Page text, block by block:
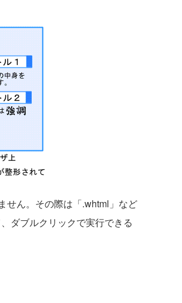
せん。その際は「.whtml」など
ダブルクリックで実行できる